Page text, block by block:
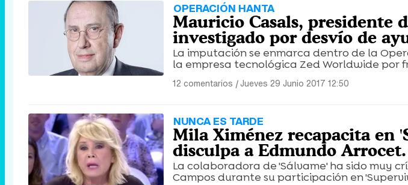
OPERACIÓN HANTA
Mauricio Casals, presidente
investigado por desvío de
La imputación se enmarca dentro de la
la empresa tecnológica Zed Worldwide por
12 comentarios |Jueves 29 Junio 2017 12:50
NUNCA ES TARDE
Mila Ximénez recapacita en
disculpa a Edmundo
La colaboradora de 'Sálvame' ha sido muy
Campos durante su participación en